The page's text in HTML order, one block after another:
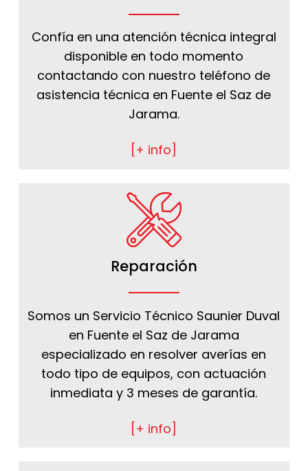
Confía en una atención técnica integral
disponible en todo momento
contactando con nuestro teléfono de
asistencia técnica en Fuente el Saz de
Jarama.
[+ info]
Reparación
Somos un Servicio Técnico Saunier Duval
en Fuente el Saz de Jarama
especializado en resolver averías en
todo tipo de equipos, con actuación
inmediata y 3 meses de garantía.
[+ info]